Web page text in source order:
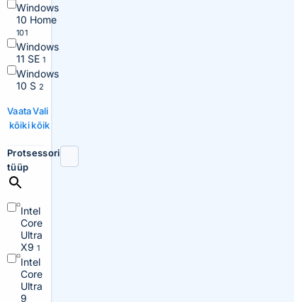
Windows
10 Home
101
Windows
11 SE 1
Windows
10 S 2
Vaata
kõiki
Vali
kõik
Protsessori
tüüp
Intel
Core
Ultra
X91
Intel
Core
Ultra
9